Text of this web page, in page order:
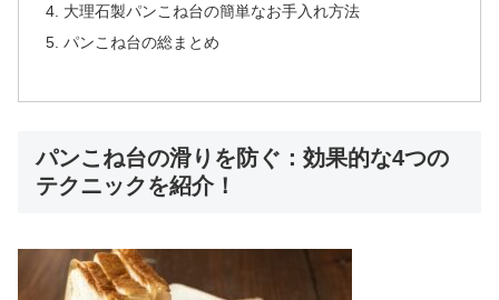
大理石製パンこね台の簡単なお手入れ方法
パンこね台の総まとめ
パンこね台の滑りを防ぐ：効果的な4つの
テクニックを紹介！